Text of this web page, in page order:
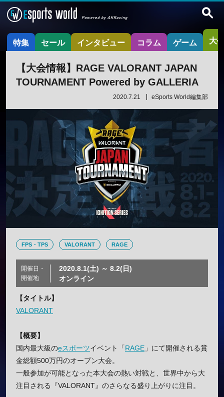
特集 セール インタビュー コラム ゲーム 大
【大会情報】RAGE VALORANT JAPAN
TOURNAMENT Powered by GALLERIA
2020.7.21 eSports World編集部
FPS・TPS VALORANT RAGE
開催日・
開催地
2020.8.1(土) ～ 8.2(日)
オンライン
【タイトル】
VALORANT
【概要】
国内最大級のeスポーツイベント「RAGE 」にて開催される賞
金総額500万円のオープン大会。
一般参加が可能となった本大会の熱い対戦と、世界中から大
注目される『VALORANT』のさらなる盛り上がりに注目。